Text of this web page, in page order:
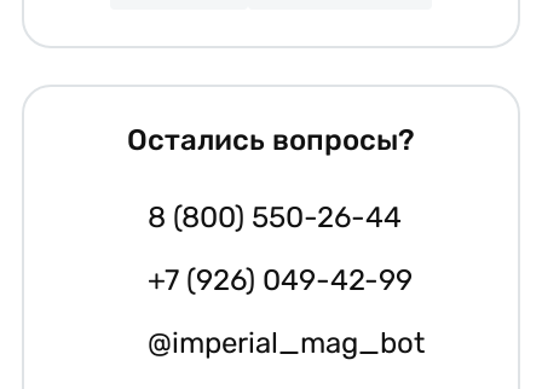
Остались вопросы?
8 (800) 550-26-44
+7 (926) 049-42-99
@imperial_mag_bot